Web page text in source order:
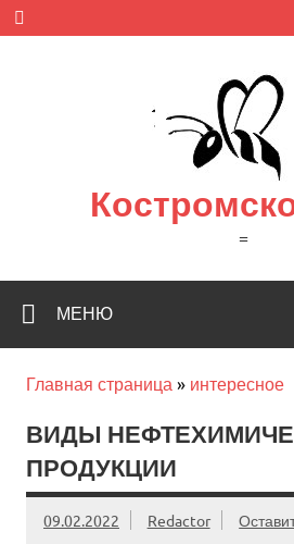
Skip
content
=
МЕНЮ
Главная страница » интересное
ВИДЫ
ПРОДУКЦИИ
09.02.2022 Redactor